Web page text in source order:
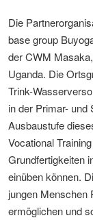
Die
base group
der CWM
Uganda. Die
Trink-
in der Primar- und
Ausbaustufe
Vocational
Grundfertigkeiten
einüben können.
jungen Menschen
ermöglichen und